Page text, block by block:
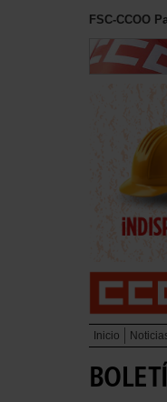
FSC-CCOO
Inicio